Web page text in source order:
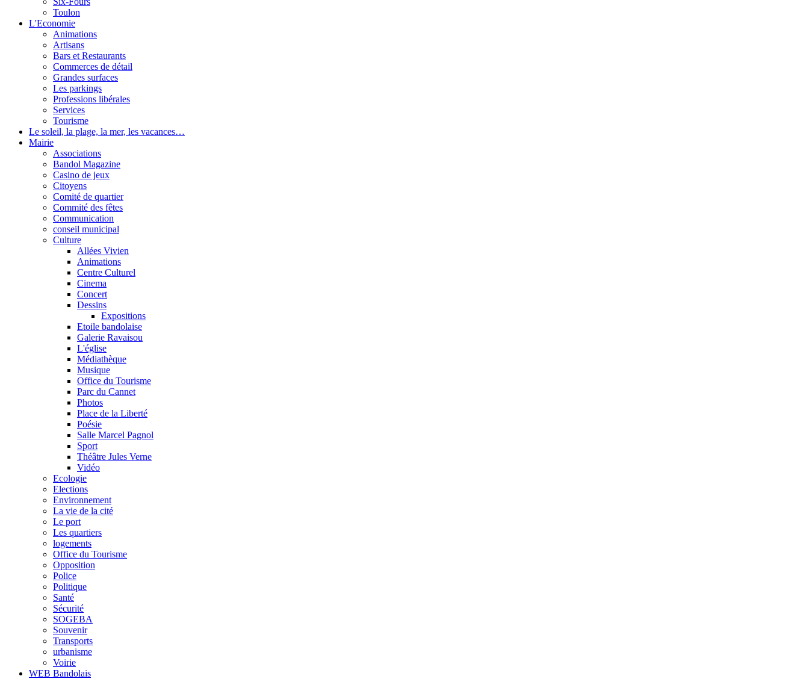
Toulon
L'Economie
Animations
Artisans
Bars et Restaurants
Commerces de détail
Grandes surfaces
Les parkings
Professions libérales
Services
Tourisme
Le soleil, la plage, la mer, les vacances…
Mairie
Associations
Bandol Magazine
Casino de jeux
Citoyens
Comité de quartier
Commité des fêtes
Communication
conseil municipal
Culture
Allées Vivien
Animations
Centre Culturel
Cinema
Concert
Dessins
Expositions
Etoile bandolaise
Galerie Ravaisou
L'église
Médiathèque
Musique
Office du Tourisme
Parc du Cannet
Photos
Place de la Liberté
Poésie
Salle Marcel Pagnol
Sport
Théâtre Jules Verne
Vidéo
Ecologie
Elections
Environnement
La vie de la cité
Le port
Les quartiers
logements
Office du Tourisme
Opposition
Police
Politique
Santé
Sécurité
SOGEBA
Souvenir
Transports
urbanisme
Voirie
WEB Bandolais